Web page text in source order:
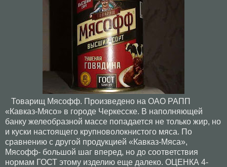
Товарищ Мясофф. Произведено на ОАО РАПП
«Кавказ-Мясо» в городе Черкесске. В наполняющей
банку желеобразной массе попадается не только жир, но
и куски настоящего крупноволокнистого мяса. По
сравнению с другой продукцией «Кавказ-Мяса»,
Мясофф- большой шаг вперед, но до соответствия
нормам ГОСТ этому изделию еще далеко. ОЦЕНКА 4-